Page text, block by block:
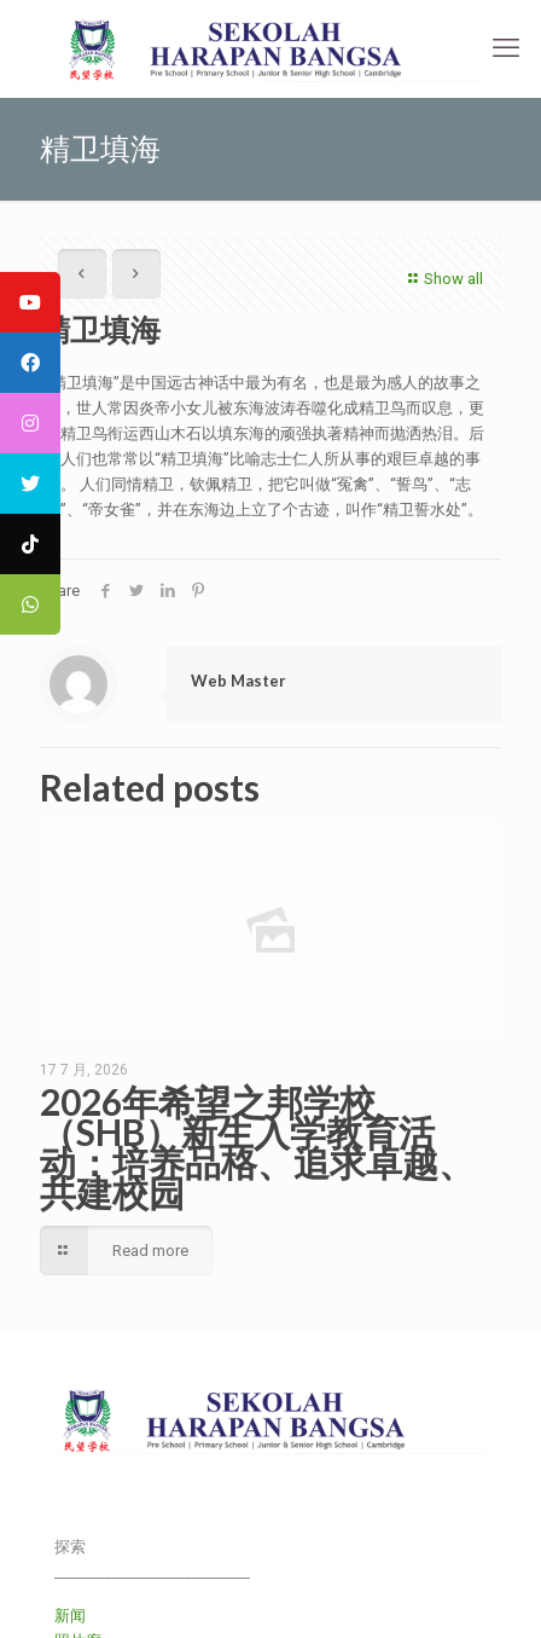
精卫填海
Show all
精卫填海
“精卫填海”是中国远古神话中最为有名，也是最为感人的故事之
一，世人常因炎帝小女儿被东海波涛吞噬化成精卫鸟而叹息，更
为精卫鸟衔运西山木石以填东海的顽强执著精神而抛洒热泪。后
世人们也常常以“精卫填海”比喻志士仁人所从事的艰巨卓越的事
业。 人们同情精卫，钦佩精卫，把它叫做“冤禽”、“誓鸟”、“志
鸟”、“帝女雀”，并在东海边上立了个古迹，叫作“精卫誓水处”。
Share
Web Master
Related posts
17 7 月, 2026
2026年希望之邦学校
（SHB）新生入学教育活
动：培养品格、追求卓越、
共建校园
Read more
探索
新闻